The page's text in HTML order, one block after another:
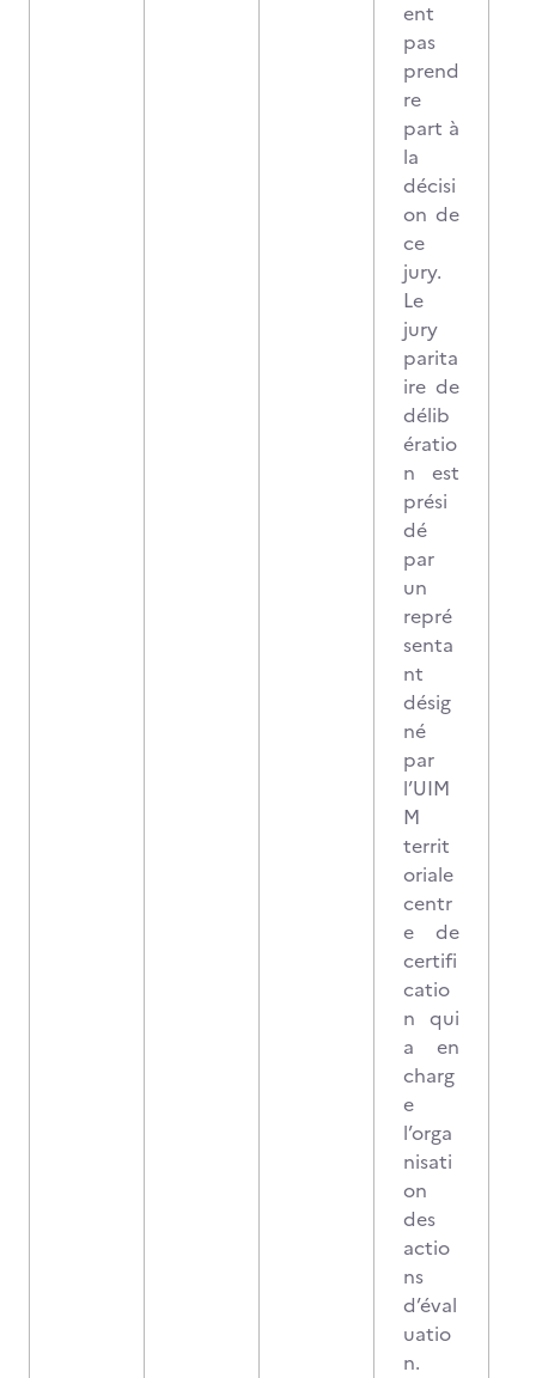
ent
pas
prend
re
part à
la
décisi
on de
ce
jury.
Le
jury
parita
ire de
délib
ératio
n est
prési
dé
par
un
repré
senta
nt
désig
né
par
l’UIM
M
territ
oriale
centr
e de
certifi
catio
n qui
a en
charg
e
l’orga
nisati
on
des
actio
ns
d’éval
uatio
n.